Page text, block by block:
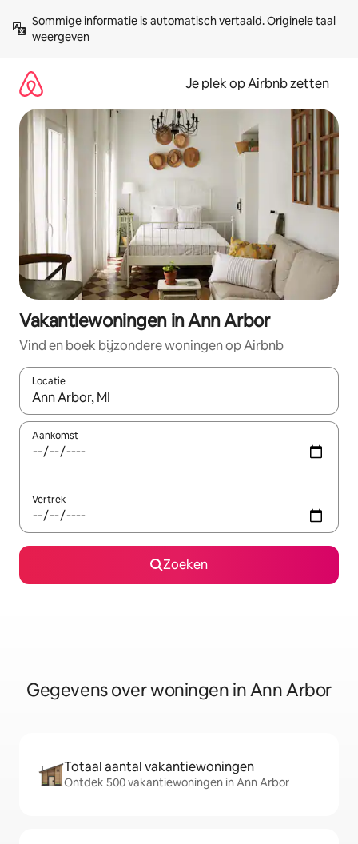
direct
naar
Sommige informatie is automatisch vertaald. Originele taal
weergeven
Je plek op Airbnb zetten
Vakantiewoningen in Ann Arbor
Vind en boek bijzondere woningen op Airbnb
Locatie
Wanneer er resultaten beschikbaar zijn, maak je een keuze
Aankomst
Vertrek
Zoeken
Gegevens over woningen in Ann Arbor
Totaal aantal vakantiewoningen
Ontdek 500 vakantiewoningen in Ann Arbor